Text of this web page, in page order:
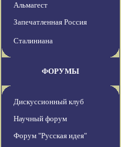
Альмагест
Запечатленная Россия
Сталиниана
ФОРУМЫ
Дискуссионный клуб
Научный форум
Форум "Русская идея"